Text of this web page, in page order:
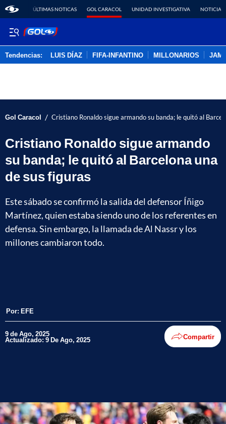
ÚLTIMAS NOTICAS GOL CARACOL UNIDAD INVESTIGATIVA NOTICIAS
Tendencias: LUIS DÍAZ FIFA-INFANTINO MILLONARIOS
Gol Caracol / Cristiano Ronaldo sigue armando su banda; le quitó al
Cristiano Ronaldo sigue armando
su banda; le quitó al Barcelona una
de sus figuras
Este sábado se confirmó la salida del defensor Íñigo
Martínez, quien estaba siendo uno de los referentes en
defensa. Sin embargo, la llamada de Al Nassr y los
millones cambiaron todo.
Por: EFE
9 de Ago, 2025
Actualizado: 9 De Ago, 2025 Compartir